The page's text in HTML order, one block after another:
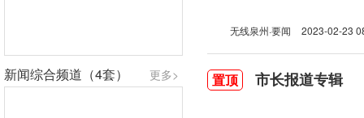
更多>
新闻综合频道（4套）
无线泉州·要闻 2023-02-23
置顶 市长报道专辑